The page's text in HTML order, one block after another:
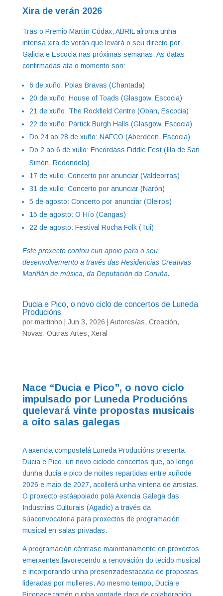
Xira de verán 2026
Tras o Premio Martín Códax, ABRIL afronta unha
intensa xira de verán que levará o seu directo por
Galicia e Escocia nas próximas semanas. As datas
confirmadas ata o momento son:
6 de xuño: Polas Bravas (Chantada)
20 de xuño: House of Toads (Glasgow, Escocia)
21 de xuño: The Rockfield Centre (Oban, Escocia)
22 de xuño: Partick Burgh Halls (Glasgow, Escocia)
Do 24 ao 28 de xuño: NAFCO (Aberdeen, Escocia)
Do 2 ao 6 de xullo: Encordass Fiddle Fest (Illa de San
Simón, Redondela)
17 de xullo: Concerto por anunciar (Valdeorras)
31 de xullo: Concerto por anunciar (Narón)
5 de agosto: Concerto por anunciar (Oleiros)
15 de agosto: O Hío (Cangas)
22 de agosto: Festival Rocha Folk (Tui)
Este proxecto contou cun apoio para o seu
desenvolvemento a través das Residencias Creativas
Mariñán de música, da Deputación da Coruña.
Ducia e Pico, o novo ciclo de concertos de Luneda
Producións
por martinho Jun 3, 2026 Autores/as, Creación,
Novas, Outras Artes, Xeral
Nace “Ducia e Pico”, o novo ciclo
impulsado por Luneda Producións
quelevará vinte propostas musicais
a oito salas galegas
A axencia compostelá Luneda Producións presenta
Ducia e Pico, un novo ciclode concertos que, ao longo
dunha ducia e pico de noites repartidas entre xuñode
2026 e maio de 2027, acollerá unha vintena de artistas.
O proxecto estáapoiado pola Axencia Galega das
Industrias Culturais (Agadic) a través da
súaconvocatoria para proxectos de programación
musical en salas privadas.
A programación céntrase maioritariamente en proxectos
emerxentes,favorecendo a renovación do tecido musical
e incorporando unha presenzadestacada de propostas
lideradas por mulleres. Ao mesmo tempo, Ducia e